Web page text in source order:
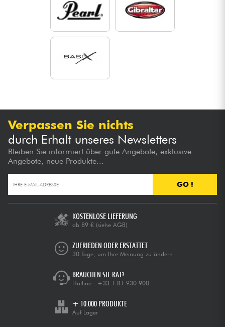
Verpassen Sie nichts
durch Erhalt unseres Newsletters
Bleiben Sie informiert über gute Angebote, exklusive
Angebote, neue Produkte...
GO !
KOSTENLOSE LIEFERUNG
ab 89 € (siehe AGB)
ZUFRIEDEN ODER ERSTATTET
30 Tage, um Ihre Meinung zu ändern
BRAUCHEN SIE RAT?
Hotline : +33 1 81 930 900
+ 10.000 PRODUKTE
Auf Lager